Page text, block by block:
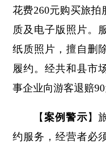
花费260元购买旅拍
质及电子版照片。
纸质照片，擅自删
履约。经共和县市
事企业向游客退赔90
【案例警示】
约服务，经营者必